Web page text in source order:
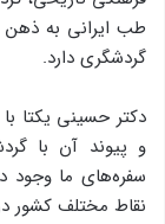
طب ایرانی به
گردشگری دارد.
دکتر حسینی یکتا
و پیوند آن با
سفره‌های ما وجود
نقاط مختلف کشور